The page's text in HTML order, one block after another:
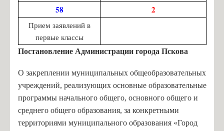
58 2
Прием заявлений в
первые классы
Постановление Администрации города Пскова
О закреплении муниципальных общеобразовательных
учреждений, реализующих основные образовательные
программы начального общего, основного общего и
среднего общего образования, за конкретными
территориями муниципального образования «Город